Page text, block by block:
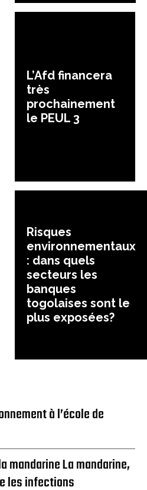
L’Afd financera
très
prochainement
le PEUL 3
Risques
environnementaux
: dans quels
secteurs les
banques
togolaises sont le
plus exposées?
à l’école de
mandarine La mandarine,
les infections